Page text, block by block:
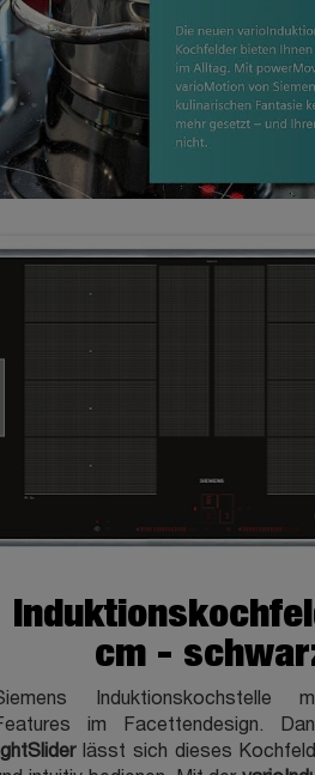
cm -
Induktionskochstelle
im Facettendesign.
lässt sich dieses